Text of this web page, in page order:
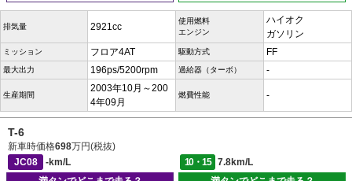
排気量 2921cc
使用燃料
エンジン
ハイオク
ガソリン
ミッション フロア4AT 駆動方式 FF
最大出力 196ps/5200rpm 過給器（ターボ） -
生産期間
2003年10月～200
4年09月
燃費性能 -
T-6
新車時価格698万円(税抜)
JC08
-km/L 10・15
7.8km/L